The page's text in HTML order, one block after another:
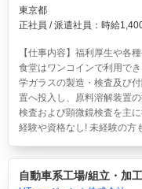
東京都
正社員 / 派遣社員：時給
【仕事内容】福利厚生や各
食堂はワンコインで利用で
学ガラスの製造・検査及び
置へ投入し、原料溶解装置
検査および顕微鏡検査を主
経験や資格なし! 未経験の方
自動車系工場/組立・加